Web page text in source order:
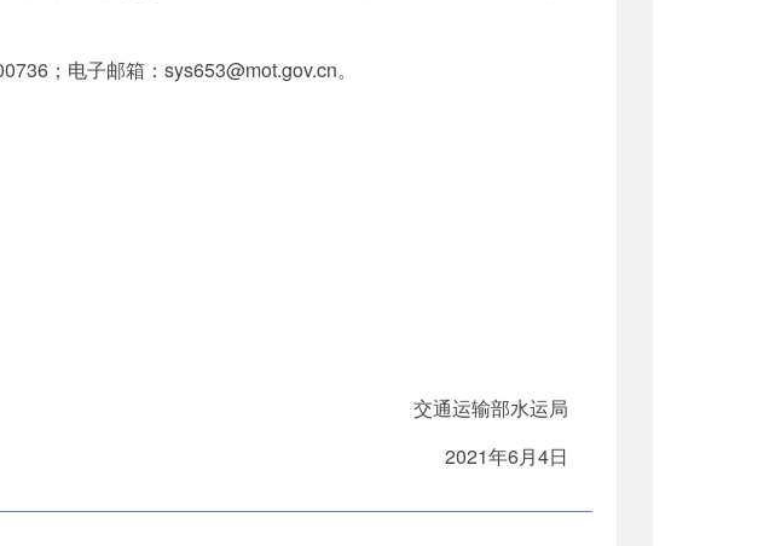
；电子邮箱：sys653@mot.gov.cn。
交通运输部水运局
2021年6月4日